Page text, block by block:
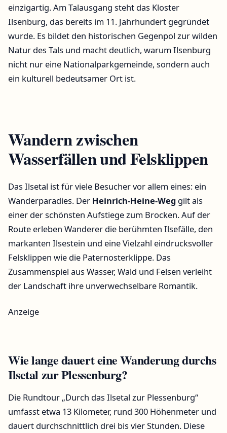
einzigartig. Am Talausgang steht das Kloster
Ilsenburg, das bereits im 11. Jahrhundert gegründet
wurde. Es bildet den historischen Gegenpol zur wilden
Natur des Tals und macht deutlich, warum Ilsenburg
nicht nur eine Nationalparkgemeinde, sondern auch
ein kulturell bedeutsamer Ort ist.
Wandern zwischen
Wasserfällen und Felsklippen
Das Ilsetal ist für viele Besucher vor allem eines: ein
Wanderparadies. Der Heinrich-Heine-Weg gilt als
einer der schönsten Aufstiege zum Brocken. Auf der
Route erleben Wanderer die berühmten Ilsefälle, den
markanten Ilsestein und eine Vielzahl eindrucksvoller
Felsklippen wie die Paternosterklippe. Das
Zusammenspiel aus Wasser, Wald und Felsen verleiht
der Landschaft ihre unverwechselbare Romantik.
Anzeige
Wie lange dauert eine Wanderung durchs
Ilsetal zur Plessenburg?
Die Rundtour „Durch das Ilsetal zur Plessenburg“
umfasst etwa 13 Kilometer, rund 300 Höhenmeter und
dauert durchschnittlich drei bis vier Stunden. Diese